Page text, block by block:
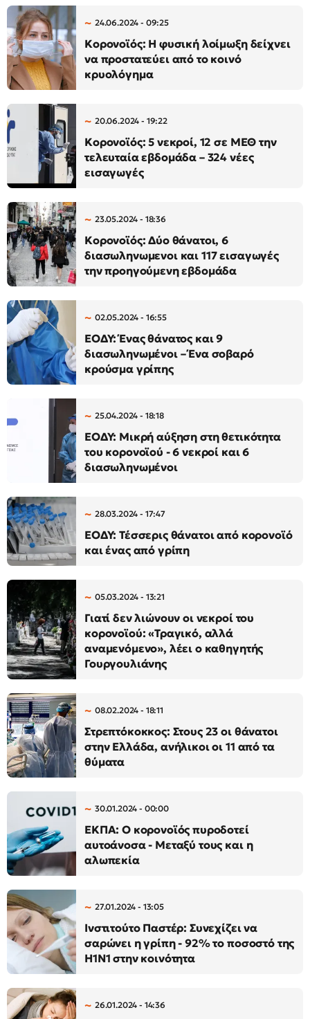
24.06.2024 - 09:25
Κορονοϊός: Η φυσική λοίμωξη δείχνει
να προστατεύει από το κοινό
κρυολόγημα
20.06.2024 - 19:22
Κορoνοϊός: 5 νεκροί, 12 σε ΜΕΘ την
τελευταία εβδομάδα – 324 νέες
εισαγωγές
23.05.2024 - 18:36
Κορονοϊός: Δύο θάνατοι, 6
διασωληνωμενοι και 117 εισαγωγές
την προηγούμενη εβδομάδα
02.05.2024 - 16:55
ΕΟΔΥ: Ένας θάνατος και 9
διασωληνωμένοι – Ένα σοβαρό
κρούσμα γρίπης
25.04.2024 - 18:18
ΕΟΔΥ: Μικρή αύξηση στη θετικότητα
του κορονοϊού - 6 νεκροί και 6
διασωληνωμένοι
28.03.2024 - 17:47
ΕΟΔΥ: Τέσσερις θάνατοι από κορονοϊό
και ένας από γρίπη
05.03.2024 - 13:21
Γιατί δεν λιώνουν οι νεκροί του
κορονοϊού: «Τραγικό, αλλά
αναμενόμενο», λέει ο καθηγητής
Γουργουλιάνης
08.02.2024 - 18:11
Στρεπτόκοκκος: Στους 23 οι θάνατοι
στην Ελλάδα, ανήλικοι οι 11 από τα
θύματα
30.01.2024 - 00:00
ΕΚΠΑ: Ο κορoνοϊός πυροδοτεί
αυτοάνοσα - Μεταξύ τους και η
αλωπεκία
27.01.2024 - 13:05
Ινστιτούτο Παστέρ: Συνεχίζει να
σαρώνει η γρίπη - 92% το ποσοστό της
Η1N1 στην κοινότητα
26.01.2024 - 14:36